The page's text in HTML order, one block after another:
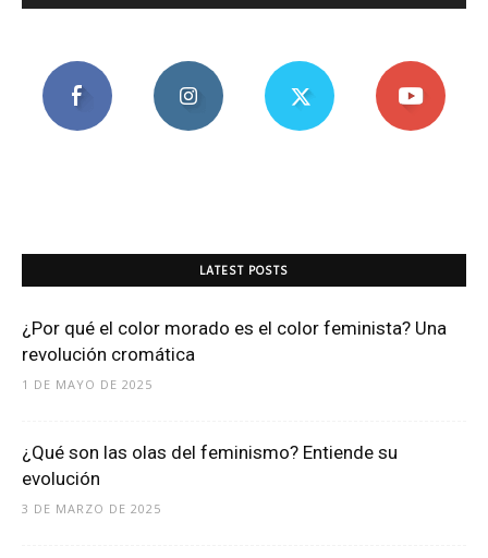
LATEST POSTS
¿Por qué el color morado es el color feminista? Una
revolución cromática
1 DE MAYO DE 2025
¿Qué son las olas del feminismo? Entiende su
evolución
3 DE MARZO DE 2025